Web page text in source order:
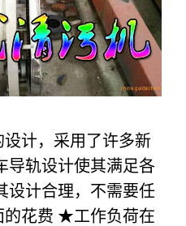
计，采用了许多新
轨设计使其满足各
计合理，不需要任
的花费 ★工作负荷在